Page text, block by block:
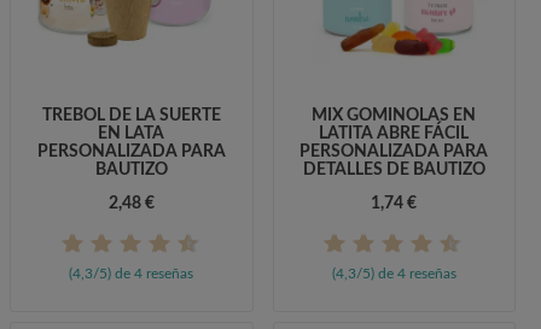
TRÉBOL DE LA SUERTE
EN LATA
PERSONALIZADA PARA
BAUTIZO
2,48 €
(4,3/5) de 4 reseñas
MIX GOMINOLAS EN
LATITA ABRE FÁCIL
PERSONALIZADA PARA
DETALLES DE BAUTIZO
1,74 €
(4,3/5) de 4 reseñas